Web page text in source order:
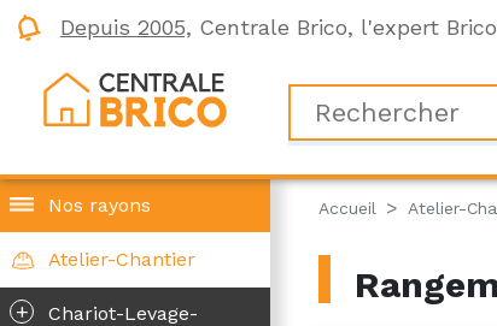
Depuis 2005, Centrale Brico, l'expert
Nos rayons
Atelier-Chantier
+
Chariot-Levage-
Accueil Atelier-